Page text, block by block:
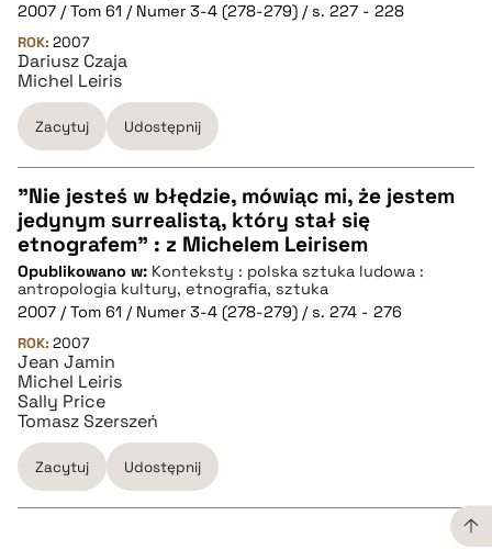
pobierz cytat
BIBTEX
2007 / Tom 61 / Numer 3-4 (278-279) / s. 227 - 228
ROK: 2007
Dariusz Czaja
Michel Leiris
Zacytuj Udostępnij
CZYSTY TEKST
pobierz cytat
BIBTEX
pobierz cytat
"Nie jesteś w błędzie, mówiąc mi, że jestem
jedynym surrealistą, który stał się
etnografem" : z Michelem Leirisem
Opublikowano w: Konteksty : polska sztuka ludowa :
antropologia kultury, etnografia, sztuka
2007 / Tom 61 / Numer 3-4 (278-279) / s. 274 - 276
ROK: 2007
Jean Jamin
Michel Leiris
Sally Price
Tomasz Szerszeń
Zacytuj Udostępnij